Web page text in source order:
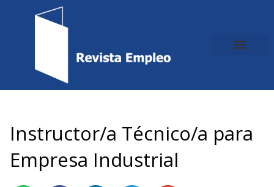
Instructor/a Técnico/a para
Empresa Industrial